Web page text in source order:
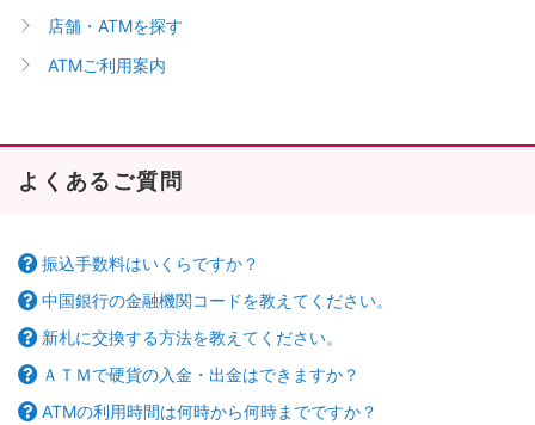
店舗・ATMを探す
ATMご利用案内
よくあるご質問
振込手数料はいくらですか？
中国銀行の金融機関コードを教えてください。
新札に交換する方法を教えてください。
ＡＴＭで硬貨の入金・出金はできますか？
ATMの利用時間は何時から何時までですか？